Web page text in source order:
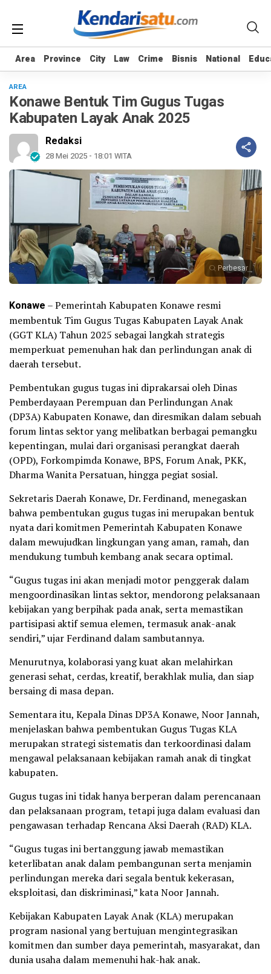
Area Province City Law Crime Bisnis National
Area Province City Law Crime Bisnis National
AREA
Konawe Bentuk Tim Gugus Tugas
Kabupaten Layak Anak 2025
Redaksi
28 Mei 2025 - 18:01 WITA
Perbesar
Konawe – Pemerintah Kabupaten Konawe resmi
membentuk Tim Gugus Tugas Kabupaten Layak Anak
(GGT KLA) Tahun 2025 sebagai langkah strategis
memperkuat pemenuhan hak dan perlindungan anak di
daerah tersebut.
Pembentukan gugus tugas ini diprakarsai oleh Dinas
Pemberdayaan Perempuan dan Perlindungan Anak
(DP3A) Kabupaten Konawe, dan diresmikan dalam sebuah
forum lintas sektor yang melibatkan berbagai pemangku
kepentingan, mulai dari organisasi perangkat daerah
(OPD), Forkompimda Konawe, BPS, Forum Anak, PKK,
Dharma Wanita Persatuan, hingga pegiat sosial.
Sekretaris Daerah Konawe, Dr. Ferdinand, menegaskan
bahwa pembentukan gugus tugas ini merupakan bentuk
nyata dari komitmen Pemerintah Kabupaten Konawe
dalam mewujudkan lingkungan yang aman, ramah, dan
mendukung tumbuh kembang anak secara optimal.
“Gugus tugas ini akan menjadi motor penggerak dalam
mengoordinasikan lintas sektor, mendorong pelaksanaan
kebijakan yang berpihak pada anak, serta memastikan
partisipasi aktif semua elemen, termasuk anak-anak
sendiri,” ujar Ferdinand dalam sambutannya.
Menurutnya, kolaborasi yang kuat akan melahirkan
generasi sehat, cerdas, kreatif, berakhlak mulia, dan siap
bersaing di masa depan.
Sementara itu, Kepala Dinas DP3A Konawe, Noor Jannah,
menjelaskan bahwa pembentukan Gugus Tugas KLA
merupakan strategi sistematis dan terkoordinasi dalam
mengawal pelaksanaan kebijakan ramah anak di tingkat
kabupaten.
Gugus tugas ini tidak hanya berperan dalam perencanaan
dan pelaksanaan program, tetapi juga dalam evaluasi dan
pengawasan terhadap Rencana Aksi Daerah (RAD) KLA.
“Gugus tugas ini bertanggung jawab memastikan
keterlibatan anak dalam pembangunan serta menjamin
perlindungan mereka dari segala bentuk kekerasan,
eksploitasi, dan diskriminasi,” kata Noor Jannah.
Kebijakan Kabupaten Layak Anak (KLA) merupakan
program nasional yang bertujuan mengintegrasikan
komitmen dan sumber daya pemerintah, masyarakat, dan
dunia usaha dalam memenuhi hak-hak anak.